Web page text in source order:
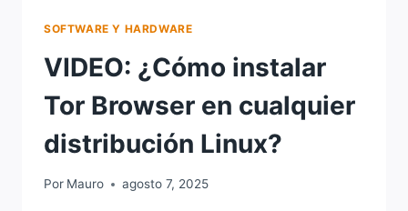
SOFTWARE Y HARDWARE
VIDEO: ¿Cómo instalar
Tor Browser en cualquier
distribución Linux?
Por Mauro agosto 7, 2025